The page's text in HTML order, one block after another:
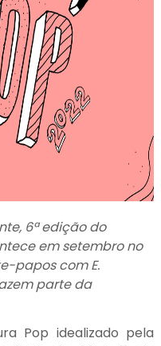
6ª edição do
em setembro no
papos com E.
parte da
Pop idealizado pela